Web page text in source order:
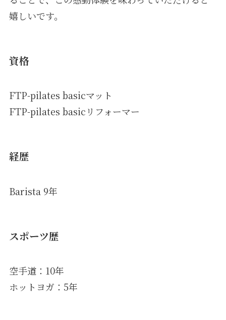
嬉しいです。
資格
FTP-pilates basicマット
FTP-pilates basicリフォーマー
経歴
Barista 9年
スポーツ歴
空手道：10年
ホットヨガ：5年